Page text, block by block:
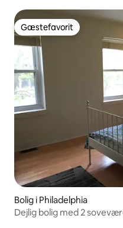
Gæstefavorit
Gæstefavorit
Bolig i Philadelphia
Dejlig bolig med 2